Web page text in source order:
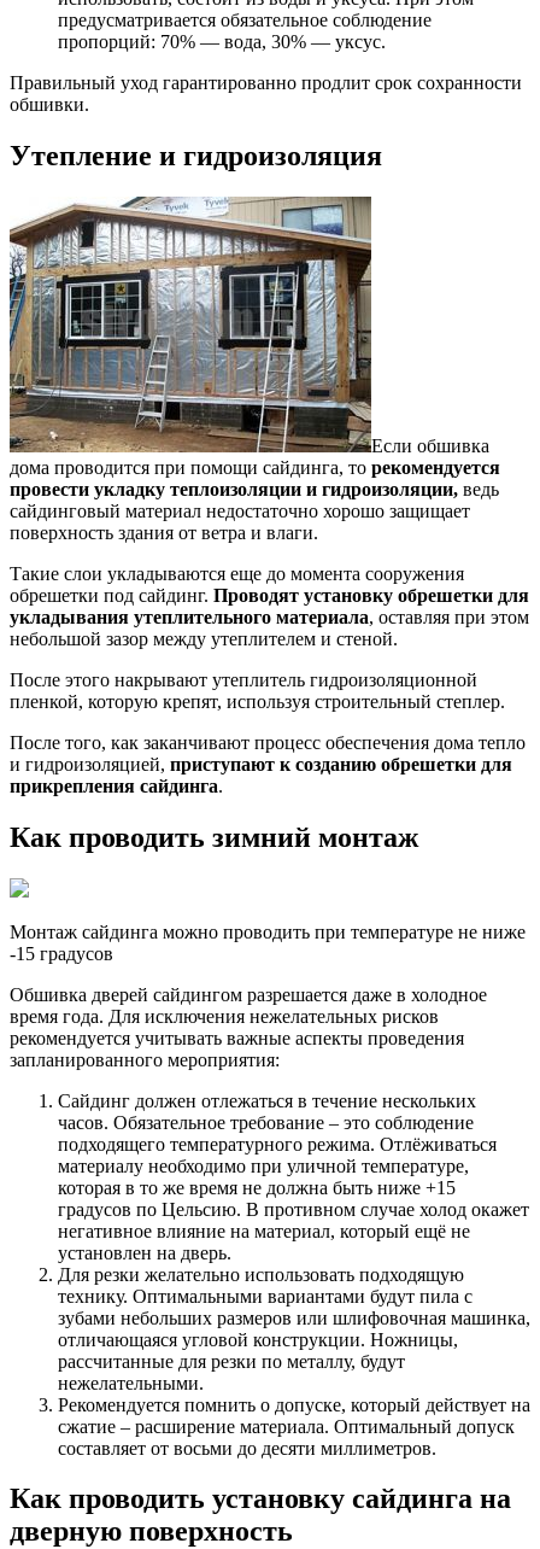
предусматривается обязательное соблюдение
пропорций: 70% — вода, 30% — уксус.
Правильный уход гарантированно продлит срок сохранности
обшивки.
Утепление и гидроизоляция
Если обшивка
дома проводится при помощи сайдинга, то рекомендуется
провести укладку теплоизоляции и гидроизоляции, ведь
сайдинговый материал недостаточно хорошо защищает
поверхность здания от ветра и влаги.
Такие слои укладываются еще до момента сооружения
обрешетки под сайдинг. Проводят установку обрешетки для
укладывания утеплительного материала, оставляя при этом
небольшой зазор между утеплителем и стеной.
После этого накрывают утеплитель гидроизоляционной
пленкой, которую крепят, используя строительный степлер.
После того, как заканчивают процесс обеспечения дома тепло
и гидроизоляцией, приступают к созданию обрешетки для
прикрепления сайдинга.
Как проводить зимний монтаж
Монтаж сайдинга можно проводить при температуре не ниже
-15 градусов
Обшивка дверей сайдингом разрешается даже в холодное
время года. Для исключения нежелательных рисков
рекомендуется учитывать важные аспекты проведения
запланированного мероприятия:
Сайдинг должен отлежаться в течение нескольких
часов. Обязательное требование – это соблюдение
подходящего температурного режима. Отлёживаться
материалу необходимо при уличной температуре,
которая в то же время не должна быть ниже +15
градусов по Цельсию. В противном случае холод окажет
негативное влияние на материал, который ещё не
установлен на дверь.
Для резки желательно использовать подходящую
технику. Оптимальными вариантами будут пила с
зубами небольших размеров или шлифовочная машинка,
отличающаяся угловой конструкции. Ножницы,
рассчитанные для резки по металлу, будут
нежелательными.
Рекомендуется помнить о допуске, который действует на
сжатие – расширение материала. Оптимальный допуск
составляет от восьми до десяти миллиметров.
Как проводить установку сайдинга на
дверную поверхность